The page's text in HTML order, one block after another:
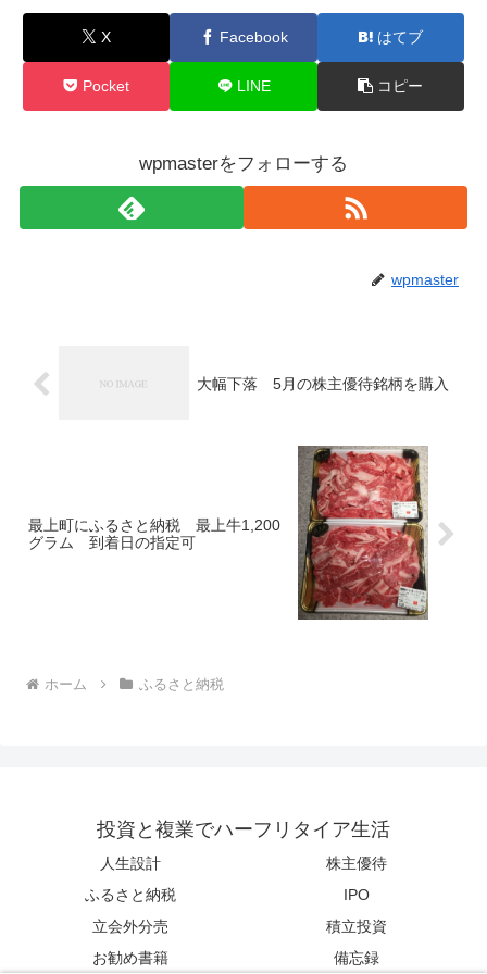
X Facebook はてブ
Pocket LINE コピー
wpmasterをフォローする
wpmaster
大幅下落 5月の株主優待銘柄を購入
最上町にふるさと納税 最上牛1,200
グラム 到着日の指定可
ホーム ふるさと納税
投資と複業でハーフリタイア生活
人生設計
株主優待
ふるさと納税
IPO
立会外分売
積立投資
お勧め書籍
備忘録